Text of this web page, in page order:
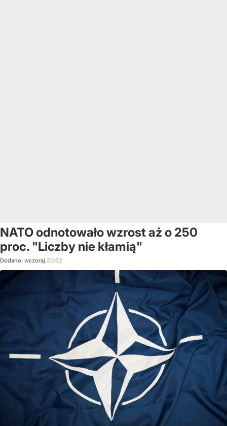
NATO odnotowało wzrost aż o 250
proc. "Liczby nie kłamią"
Dodano: wczoraj 20:52